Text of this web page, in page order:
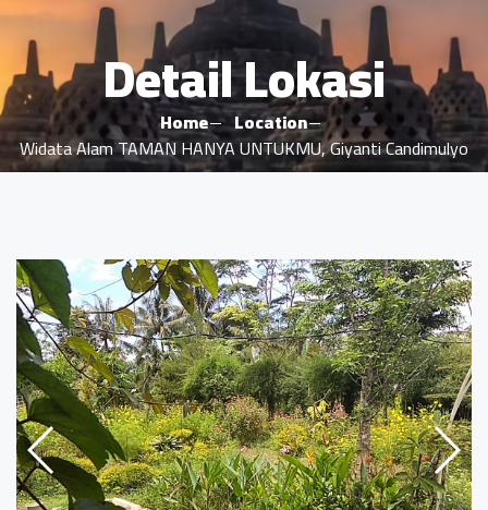
Detail Lokasi
Home
Location
Widata Alam TAMAN HANYA UNTUKMU, Giyanti Candimulyo